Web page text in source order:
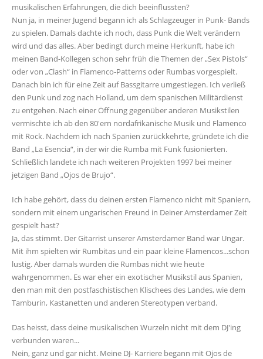
musikalischen Erfahrungen, die dich beeinflussten?
Nun ja, in meiner Jugend begann ich als Schlagzeuger in Punk- Bands
zu spielen. Damals dachte ich noch, dass Punk die Welt verändern
wird und das alles. Aber bedingt durch meine Herkunft, habe ich
meinen Band-Kollegen schon sehr früh die Themen der „Sex Pistols“
oder von „Clash“ in Flamenco-Patterns oder Rumbas vorgespielt.
Danach bin ich für eine Zeit auf Bassgitarre umgestiegen. Ich verließ
den Punk und zog nach Holland, um dem spanischen Militärdienst
zu entgehen. Nach einer Öffnung gegenüber anderen Musikstilen
vermischte ich ab den 80'ern nordafrikanische Musik und Flamenco
mit Rock. Nachdem ich nach Spanien zurückkehrte, gründete ich die
Band „La Esencia“, in der wir die Rumba mit Funk fusionierten.
Schließlich landete ich nach weiteren Projekten 1997 bei meiner
jetzigen Band „Ojos de Brujo“.
Ich habe gehört, dass du deinen ersten Flamenco nicht mit Spaniern,
sondern mit einem ungarischen Freund in Deiner Amsterdamer Zeit
gespielt hast?
Ja, das stimmt. Der Gitarrist unserer Amsterdamer Band war Ungar.
Mit ihm spielten wir Rumbitas und ein paar kleine Flamencos...schon
lustig. Aber damals wurden die Rumbas nicht wie heute
wahrgenommen. Es war eher ein exotischer Musikstil aus Spanien,
den man mit den postfaschistischen Klischees des Landes, wie dem
Tamburin, Kastanetten und anderen Stereotypen verband.
Das heisst, dass deine musikalischen Wurzeln nicht mit dem DJ'ing
verbunden waren...
Nein, ganz und gar nicht. Meine DJ- Karriere begann mit Ojos de